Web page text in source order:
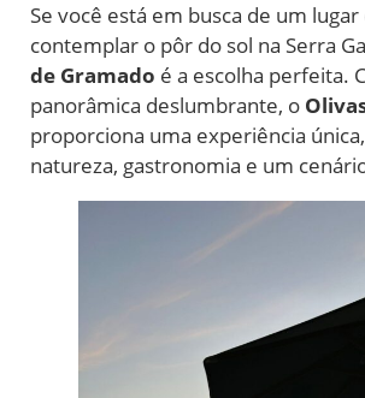
Se você está em busca de um
contemplar o pôr do sol na Serra
de Gramado é a escolha perfeita.
panorâmica deslumbrante, o
proporciona uma experiência
natureza, gastronomia e um